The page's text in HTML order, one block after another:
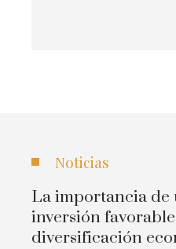
Noticias
La importancia de
inversión
diversificación